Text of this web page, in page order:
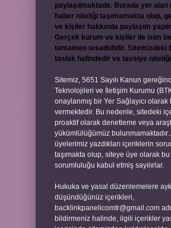
paylaşılmaktadır. Burada yer
haber niteliği taşımamakta olup,
ve kişiler hakkında paylaşım
Gerçek kurum ve kişiler ile isim
tamamen tesadüfidir. Sitemizdeki
taslak halindedir ve tavsiye niteliği
Sitemiz, 5651 Sayılı Kanun
Teknolojileri ve İletişim Kurumu
onaylanmış bir Yer Sağlayıcı olarak
vermektedir. Bu nedenle, sitedeki
proaktif olarak denetleme veya
yükümlülüğümüz bulunmamaktadır.
üyelerimiz yazdıkları içeriklerin
taşımakta olup, siteye üye olarak bu
sorumluluğu kabul etmiş sayılırlar.
Hukuka ve yasal düzenlemelere
düşündüğünüz içerikleri,
backlinkpanelicomtr@gmail.com
bildirmeniz halinde, ilgili içerikler